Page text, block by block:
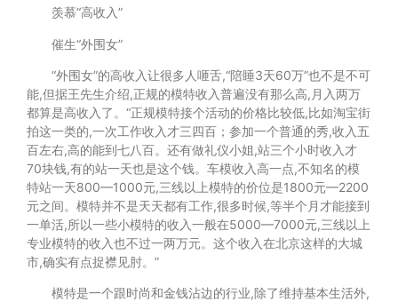
羡慕“高收入”
催生“外围女”
“外围女”的高收入让很多人咂舌,“陪睡3天60万”也不是不可
能,但据王先生介绍,正规的模特收入普遍没有那么高,月入两万
都算是高收入了。“正规模特接个活动的价格比较低,比如淘宝街
拍这一类的,一次工作收入才三四百；参加一个普通的秀,收入五
百左右,高的能到七八百。还有做礼仪小姐,站三个小时收入才
70块钱,有的站一天也是这个钱。车模收入高一点,不知名的模
特站一天800—1000元,三线以上模特的价位是1800元—2200
元之间。模特并不是天天都有工作,很多时候,等半个月才能接到
一单活,所以一些小模特的收入一般在5000—7000元,三线以上
专业模特的收入也不过一两万元。这个收入在北京这样的大城
市,确实有点捉襟见肘。”
模特是一个跟时尚和金钱沾边的行业,除了维持基本生活外,